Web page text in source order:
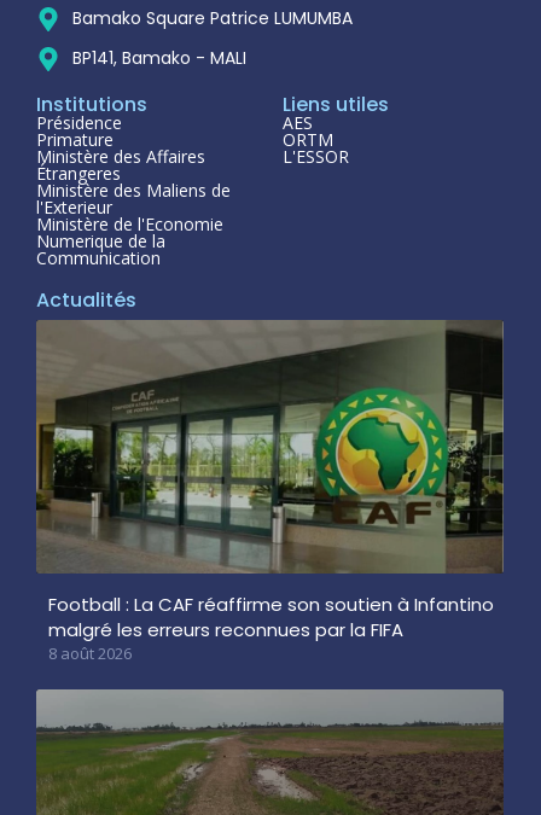
Bamako Square Patrice LUMUMBA
BP141, Bamako - MALI
Institutions
Présidence
Primature
Ministère des Affaires
Étrangeres
Ministère des Maliens de
l'Exterieur
Ministère de l'Economie
Numerique de la
Communication
Liens utiles
AES
ORTM
L'ESSOR
Actualités
Football : La CAF réaffirme son soutien à Infantino
malgré les erreurs reconnues par la FIFA
8 août 2026